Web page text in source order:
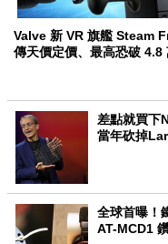
Valve 新 VR 旗艦 Steam
傳天價定價、最高恐破 4.8
差點就買下
當年砍掉
全球首曝！
AT-MCD1